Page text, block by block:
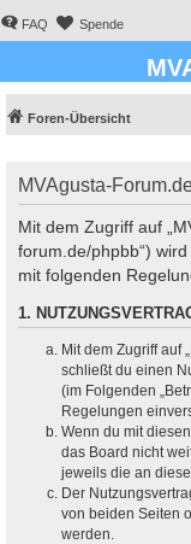
FAQ Spende
Foren-Übersicht
MVAgusta-
Mit dem Zugriff auf
forum.de/phpbb“)
mit folgenden
1.
Mit dem Zugriff auf
schließt du einen
(im Folgenden
Regelungen
Wenn du mit
das Board nicht
jeweils die an
Der
von beiden Seiten
werden.